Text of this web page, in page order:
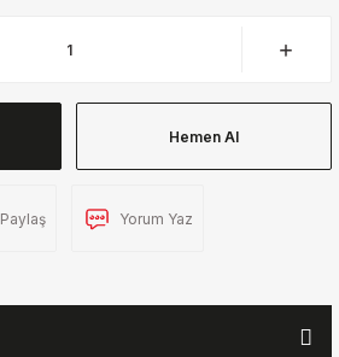
Hemen Al
Paylaş Yorum Yaz